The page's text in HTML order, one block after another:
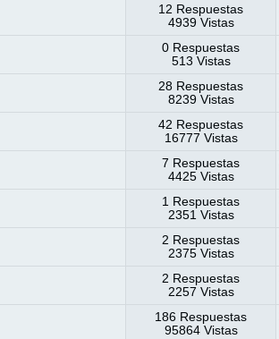
12 Respuestas
4939 Vistas
0 Respuestas
513 Vistas
28 Respuestas
8239 Vistas
42 Respuestas
16777 Vistas
7 Respuestas
4425 Vistas
1 Respuestas
2351 Vistas
2 Respuestas
2375 Vistas
2 Respuestas
2257 Vistas
186 Respuestas
95864 Vistas